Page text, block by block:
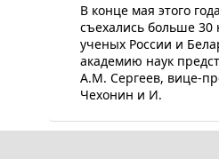
​В конце мая этого
съехались больше 30
ученых России и
академию наук
А.М. Сергеев, вице-
Чехонин и И.